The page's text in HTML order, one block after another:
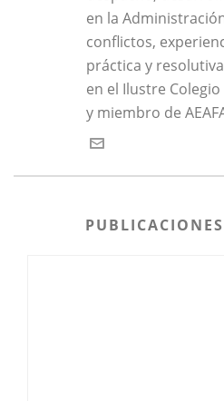
en la
conflictos,
práctica y
en el Ilustre
y miembro de